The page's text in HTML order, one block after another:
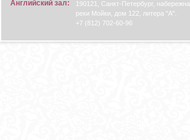
А
Английский зал:
190121, Санкт-Петербург,
реки Мойки, дом 122, литера "А".
+7 (812) 702-60-96